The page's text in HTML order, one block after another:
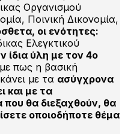
Οργανισμού
Ποινική Δικονομία,
οι ενότητες:
Ελεγκτικού
ίδια ύλη με τον 4ο
πως η βασική
με τα ασύγχρονα
και με τα
που θα διεξαχθούν, θα
οποιοδήποτε θέμα